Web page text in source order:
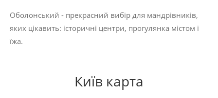
Оболонський - прекрасний вибір для мандрівників,
яких цікавить: історичні центри, прогулянка містом і
їжа.
Київ карта